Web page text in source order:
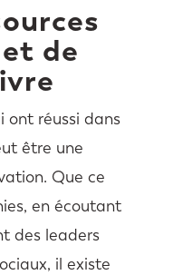
de
ont réussi dans
être une
Que ce
en écoutant
des leaders
il existe